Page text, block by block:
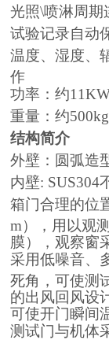
光照\喷淋周期
试验记录自动
温度、湿度、
作
功率：约
重量：约500kg
结构简介
外壁：圆弧造
内壁: SUS304
箱门合理的位
m），用以观
膜），观察窗
采用低噪音、
死角，可使测
的出风回风设
可使开门瞬间
测试门与机体